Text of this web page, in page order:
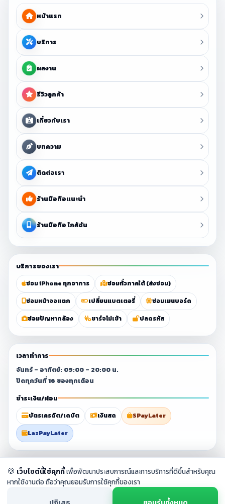
หน้าแรก
บริการ
ผลงาน
รีวิวลูกค้า
เกี่ยวกับเรา
บทความ
ติดต่อเรา
ร้านมือถือแนะนำ
ร้านมือถือ ใกล้ฉัน
บริการของเรา
ซ่อม iPhone ทุกอาการ
ซ่อมทั่วภาคใต้ (ส่งซ่อม)
ซ่อมหน้าจอแตก
เปลี่ยนแบตเตอรี่
ซ่อมเมนบอร์ด
ซ่อมปัญหากล้อง
ชาร์จไม่เข้า ปลดรหัส
เวลาทำการ
จันทร์ – อาทิตย์: 09:00 – 20:00 น.
ปิดทุกวันที่ 16 ของทุกเดือน
ชำระเงิน/ผ่อน
บัตรเครดิต/เดบิต เงินสด
SPayLater
LazPayLater
rights reserved.
🍪 เว็บไซต์นี้ใช้คุกกี้เพื่อพัฒนาประสบการณ์และการบริการที่ดีขึ้นสำหรับคุณ
หากใช้งานต่อ ถือว่าคุณยอมรับการใช้คุกกี้ของเรา